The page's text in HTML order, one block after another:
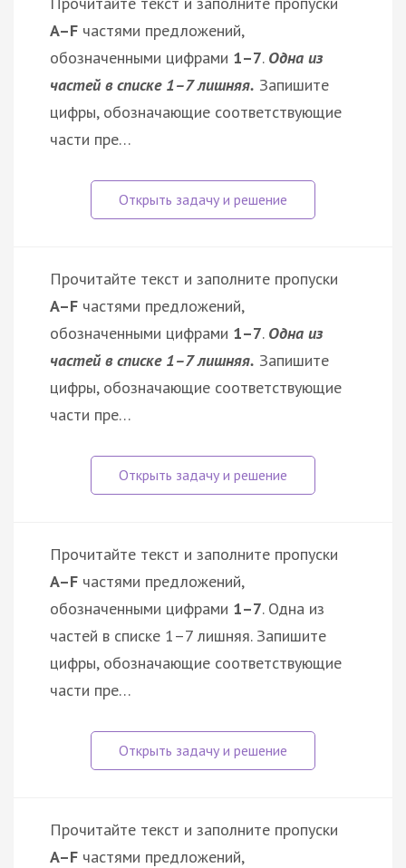
A–F частями предложений,
обозначенными цифрами 1–7. Одна из
частей в списке 1–7 лишняя. Запишите
цифры, обозначающие соответствующие
части пре…
Прочитайте текст и заполните пропуски
A–F частями предложений,
обозначенными цифрами 1–7. Одна из
частей в списке 1–7 лишняя. Запишите
цифры, обозначающие соответствующие
части пре…
Прочитайте текст и заполните пропуски
A–F частями предложений,
обозначенными цифрами 1–7. Одна из
частей в списке 1–7 лишняя. Запишите
цифры, обозначающие соответствующие
части пре…
Прочитайте текст и заполните пропуски
A–F частями предложений,